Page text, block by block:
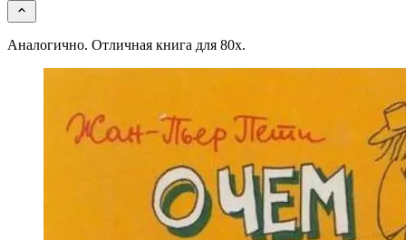
Аналогично. Отличная книга для 80х.